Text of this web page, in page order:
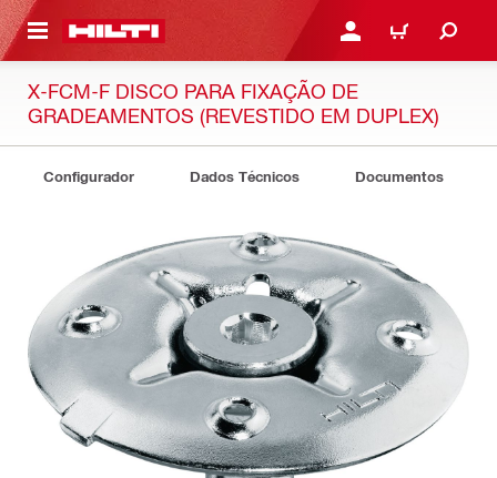
PRINCIPAL ENTRAR OU CADASTRAR
CARRINHO
X-FCM-F DISCO PARA FIXAÇÃO DE
GRADEAMENTOS (REVESTIDO EM DUPLEX)
Configurador Dados Técnicos Documentos